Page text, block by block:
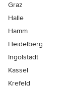
Graz
Halle
Hamm
Heidelberg
Ingolstadt
Kassel
Krefeld